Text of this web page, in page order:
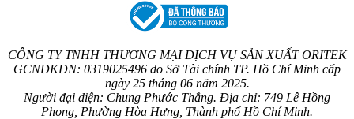
CÔNG TY TNHH THƯƠNG MẠI DỊCH VỤ SẢN XUẤT ORITEK
GCNDKDN: 0319025496 do Sở Tài chính TP. Hồ Chí Minh cấp
ngày 25 tháng 06 năm 2025.
Người đại diện: Chung Phước Thắng. Địa chỉ: 749 Lê Hồng
Phong, Phường Hòa Hưng, Thành phố Hồ Chí Minh.